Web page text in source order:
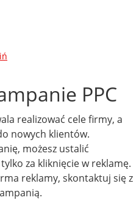
PPC
realizować cele firmy, a
nowych klientów.
możesz ustalić
za kliknięcie w reklamę.
reklamy, skontaktuj się z